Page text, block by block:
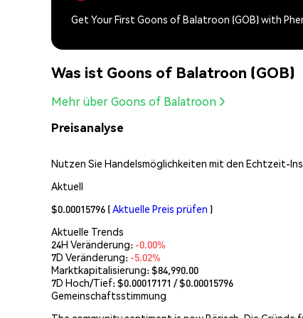
Get Your First Goons of Balatroon (GOB) with
Was ist Goons of Balatroon (GOB)
Mehr über Goons of Balatroon
Preisanalyse
Nutzen Sie Handelsmöglichkeiten mit den Echtzeit-
Aktuell
$0.00015796 (Aktuelle Preis prüfen )
Aktuelle Trends
24H Veränderung: -0.00%
7D Veränderung: -5.02%
Marktkapitalisierung:$84,990.00
7D Hoch/Tief: $0.00017171 / $0.00015796
Gemeinschaftsstimmung